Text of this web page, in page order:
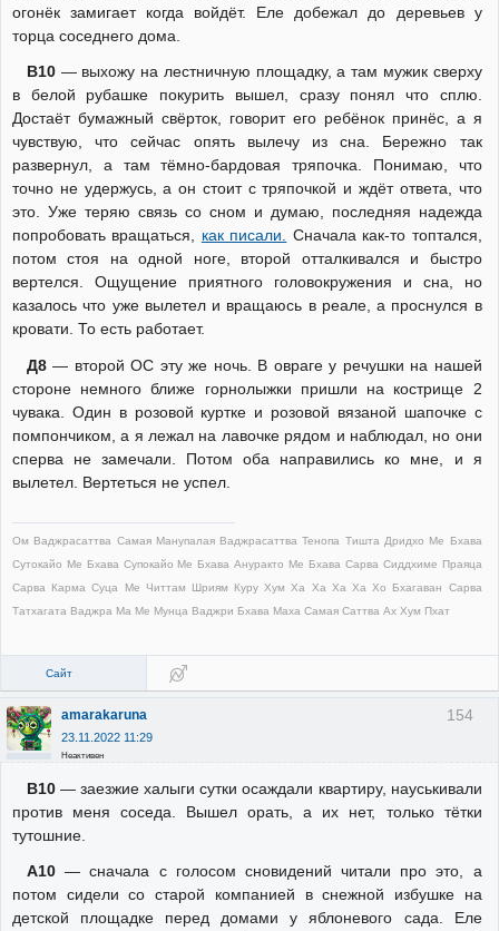
огонёк замигает когда войдёт. Еле добежал до деревьев у
торца соседнего дома.
В10— выхожу на лестничную площадку, а там мужик сверху
в белой рубашке покурить вышел, сразу понял что сплю.
Достаёт бумажный свёрток, говорит его ребёнок принёс, а я
чувствую, что сейчас опять вылечу из сна. Бережно так
развернул, а там тёмно-бардовая тряпочка. Понимаю, что
точно не удержусь, а он стоит с тряпочкой и ждёт ответа, что
это. Уже теряю связь со сном и думаю, последняя надежда
попробовать вращаться, как писали. Сначала как-то топтался,
потом стоя на одной ноге, второй отталкивался и быстро
вертелся. Ощущение приятного головокружения и сна, но
казалось что уже вылетел и вращаюсь в реале, а проснулся в
кровати. То есть работает.
Д8— второй ОС эту же ночь. В овраге у речушки на нашей
стороне немного ближе горнолыжки пришли на кострище 2
чувака. Один в розовой куртке и розовой вязаной шапочке с
помпончиком, а я лежал на лавочке рядом и наблюдал, но они
сперва не замечали. Потом оба направились ко мне, и я
вылетел. Вертеться не успел.
Ом Ваджрасаттва Самая Манупалая Ваджрасаттва Тенопа Тишта Дридхо Ме Бхава
Сутокайо Ме Бхава Супокайо Ме Бхава Ануракто Ме Бхава Сарва Сиддхиме Праяца
Сарва Карма Суца Ме Читтам Шриям Куру Хум Ха Ха Ха Ха Хо Бхагаван Сарва
Татхагата Ваджра Ма Ме Мунца Ваджри Бхава Маха Самая Саттва Ах Хум Пхат
Сайт
154
amarakaruna
23.11.2022 11:29
Неактивен
В10— заезжие халыги сутки осаждали квартиру, науськивали
против меня соседа. Вышел орать, а их нет, только тётки
тутошние.
А10— сначала с голосом сновидений читали про это, а
потом сидели со старой компанией в снежной избушке на
детской площадке перед домами у яблоневого сада. Еле